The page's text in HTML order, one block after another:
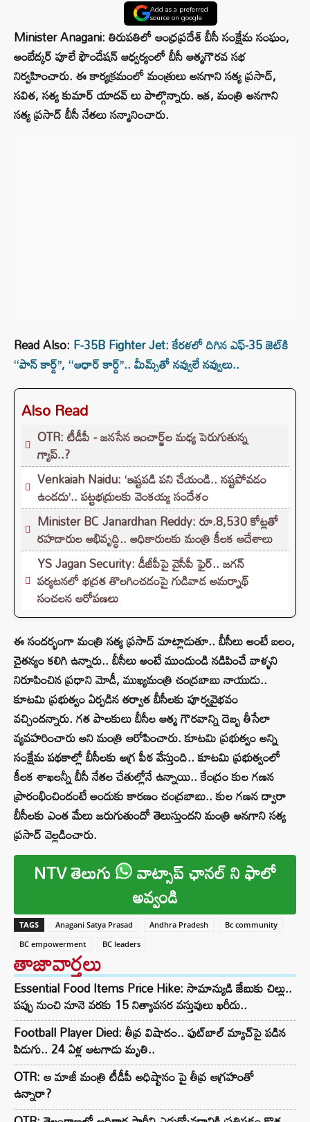
Add as a preferred
source on google
Minister Anagani: తిరుపతిలో ఆంధ్రప్రదేశ్ బీసీ సంక్షేమ సంఘం,
అంబేద్కర్ పూలే ఫౌండేషన్ ఆధ్వర్యంలో బీసీ ఆత్మగౌరవ సభ
నిర్వహించారు. ఈ కార్యక్రమంలో మంత్రులు అనగాని సత్య ప్రసాద్,
సవిత, సత్య కుమార్ యాదవ్ లు పాల్గొన్నారు. ఇక, మంత్రి అనగాని
సత్య ప్రసాద్ బీసీ నేతలు సన్మానించారు.
Read Also: F-35B Fighter Jet: కేరళలో దిగిన ఎఫ్-35 జె‌ట్‌కి
‘‘పాన్ కార్డ్’’, ‘‘ఆధార్ కార్డ్’’.. మీమ్స్‌తో నవ్వులే నవ్వులు..
Also Read
OTR: టీడీపీ - జనసేన ఇంచార్జ్‌ల మధ్య పెరుగుతున్న
గ్యాప్..?
Venkaiah Naidu: ‘ఇష్టపడి పని చేయండి.. నష్టపోవడం
ఉండదు’.. పట్టభద్రులకు వెంకయ్య సందేశం
Minister BC Janardhan Reddy: రూ.8,530 కోట్లతో
రహదారుల అభివృద్ధి.. అధికారులకు మంత్రి కీలక ఆదేశాలు
YS Jagan Security: డీజీపీపై వైసీపీ ఫైర్.. జగన్
పర్యటనలో భద్రత తొలగించడంపై గుడివాడ అమర్నాథ్
సంచలన ఆరోపణలు
ఈ సందర్భంగా మంత్రి సత్య ప్రసాద్ మాట్లాడుతూ.. బీసీలు అంటే బలం,
చైతన్యం కలిగి ఉన్నారు.. బీసీలు అంటే ముందుండి నడిపించే వాళ్ళని
నిరూపించిన ప్రధాని మోడీ, ముఖ్యమంత్రి చంద్రబాబు నాయుడు..
కూటమి ప్రభుత్వం ఏర్పడిన తర్వాత బీసీలకు పూర్వవైభవం
వచ్చిందన్నారు. గత పాలకులు బీసీల ఆత్మ గౌరవాన్ని దెబ్బ తీసేలా
వ్యవహరించారు అని మంత్రి ఆరోపించారు. కూటమి ప్రభుత్వం అన్ని
సంక్షేమ పథకాల్లో బీసీలకు అగ్ర పీఠ వేస్తుంది.. కూటమి ప్రభుత్వంలో
కీలక శాఖలన్నీ బీసీ నేతల చేతుల్లోనే ఉన్నాయి‌‌.. కేంద్రం కుల గణన
ప్రారంభించిందంటే అందుకు కారణం చంద్రబాబు.. కుల గణన ద్వారా
బీసీలకు ఎంత మేలు జరుగుతుందో తెలుస్తుందని మంత్రి అనగాని సత్య
ప్రసాద్ వెల్లడించారు.
NTV తెలుగు వాట్సాప్ ఛానల్ ని ఫాలో
అవ్వండి
TAGS Anagani Satya Prasad Andhra Pradesh
Bc community
BC empowerment
BC leaders
తాజావార్తలు
Essential Food Items Price Hike: సామాన్యుడి జేబుకు చిల్లు..
పప్పు నుంచి నూనె వరకు 15 నిత్యావసర వస్తువులు ఖరీదు..
Football Player Died: తీవ్ర విషాదం.. ఫుట్‌బాల్ మ్యాచ్‌పై పడిన
పిడుగు.. 24 ఏళ్ల ఆటగాడు మృతి..
OTR: ఆ మాజీ మంత్రి టీడీపీ అధిష్టానం పై తీవ్ర ఆగ్రహంతో
ఉన్నారా?